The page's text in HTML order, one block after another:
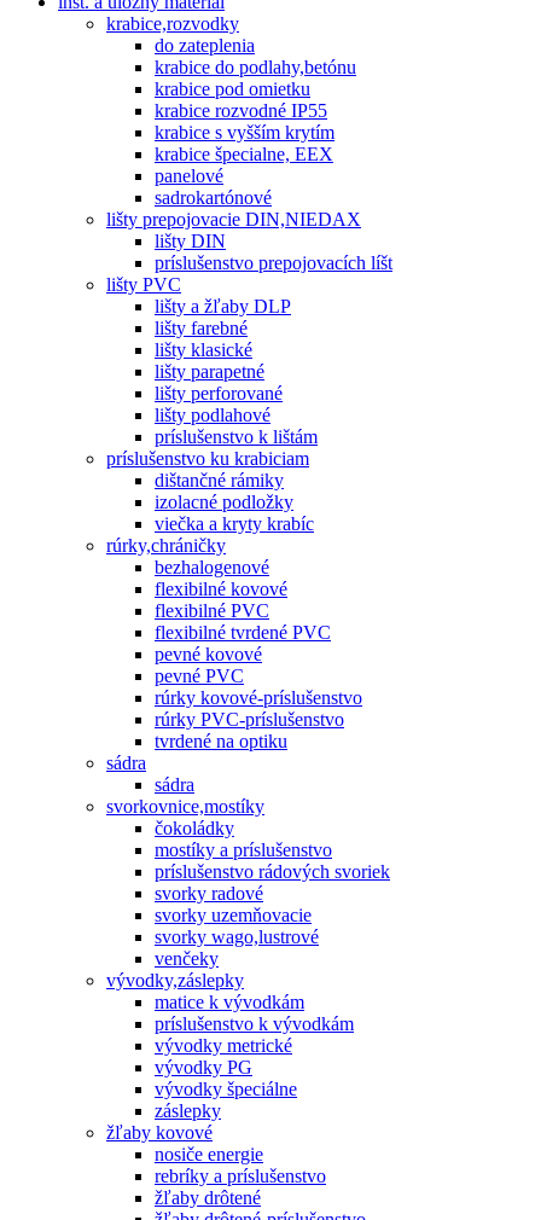
krabice,rozvodky
do zateplenia
krabice do podlahy,betónu
krabice pod omietku
krabice rozvodné IP55
krabice s vyšším krytím
krabice špecialne, EEX
panelové
sadrokartónové
lišty prepojovacie DIN,NIEDAX
lišty DIN
príslušenstvo prepojovacích líšt
lišty PVC
lišty a žľaby DLP
lišty farebné
lišty klasické
lišty parapetné
lišty perforované
lišty podlahové
príslušenstvo k lištám
príslušenstvo ku krabiciam
dištančné rámiky
izolacné podložky
viečka a kryty krabíc
rúrky,chráničky
bezhalogenové
flexibilné kovové
flexibilné PVC
flexibilné tvrdené PVC
pevné kovové
pevné PVC
rúrky kovové-príslušenstvo
rúrky PVC-príslušenstvo
tvrdené na optiku
sádra
sádra
svorkovnice,mostíky
čokoládky
mostíky a príslušenstvo
príslušenstvo rádových svoriek
svorky radové
svorky uzemňovacie
svorky wago,lustrové
venčeky
vývodky,záslepky
matice k vývodkám
príslušenstvo k vývodkám
vývodky metrické
vývodky PG
vývodky špeciálne
záslepky
žľaby kovové
nosiče energie
rebríky a príslušenstvo
žľaby drôtené